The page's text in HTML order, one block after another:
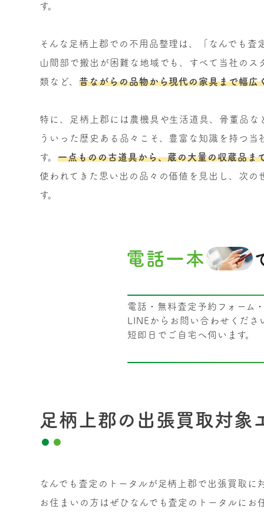
す。
そんな足柄上郡での不用品整理は、「なんでも査
山間部で搬出が困難な地域でも、すべて当社の
類など、 昔ながらの品物から現代の家具まで幅広
特に、足柄上郡には農機具や生活道具、骨董品
ういった歴史ある品々こそ、豊富な知識を持つ当
す。 一点ものの古道具から、蔵の大量の収蔵品ま
使われてきた思い出の品々の価値を見出し、次
す。
電話一本
電話・無料査定予約フォーム
LINEからお問い合わせくださ
短即日でご自宅へ伺います。
足柄上郡の出張買取対象
なんでも査定のトータルが足柄上郡で出張買取に
お住まいの方はぜひなんでも査定のトータルにお